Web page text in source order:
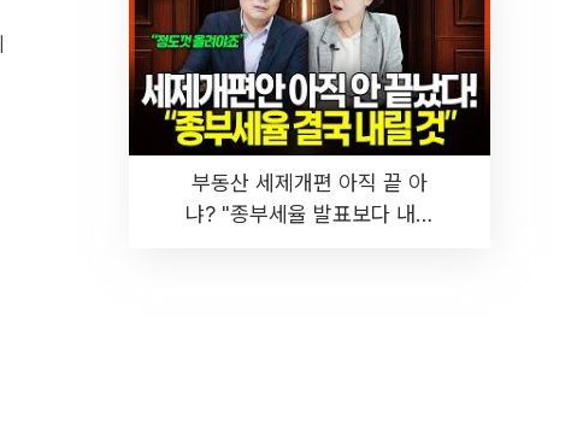
부동산 세제개편 아직 끝 아
냐? "종부세율 발표보다 내릴